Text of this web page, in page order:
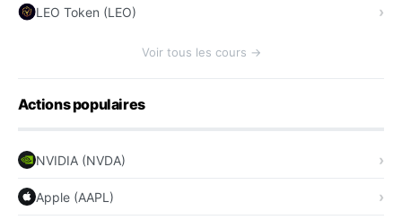
LEO Token (LEO)
Voir tous les cours →
Actions populaires
NVIDIA (NVDA)
Apple (AAPL)